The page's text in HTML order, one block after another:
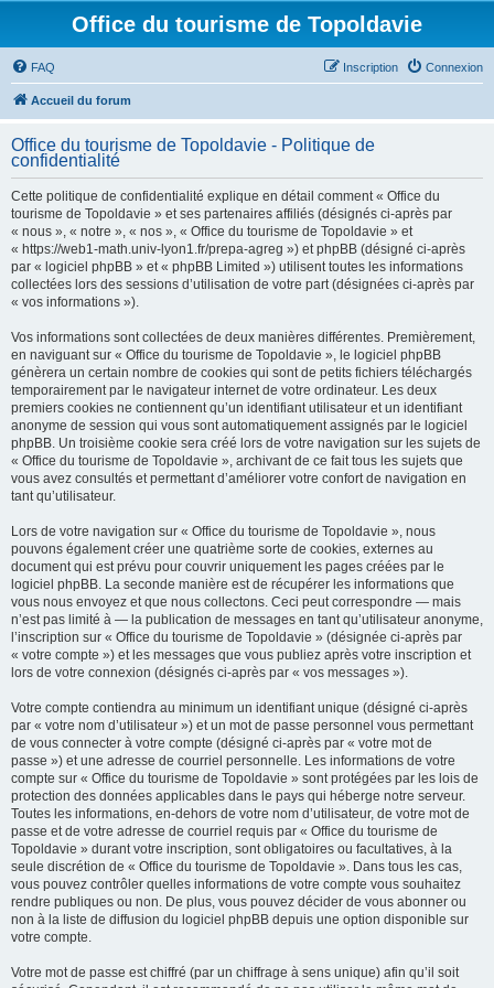
Office du tourisme de Topoldavie
FAQ Connexion
Inscription
Accueil du forum
Office du tourisme de Topoldavie - Politique de
confidentialité
Cette politique de confidentialité explique en détail comment « Office du
tourisme de Topoldavie » et ses partenaires affiliés (désignés ci-après par
« nous », « notre », « nos », « Office du tourisme de Topoldavie » et
« https://web1-math.univ-lyon1.fr/prepa-agreg ») et phpBB (désigné ci-après
par « logiciel phpBB » et « phpBB Limited ») utilisent toutes les informations
collectées lors des sessions d’utilisation de votre part (désignées ci-après par
« vos informations »).
Vos informations sont collectées de deux manières différentes. Premièrement,
en naviguant sur « Office du tourisme de Topoldavie », le logiciel phpBB
génèrera un certain nombre de cookies qui sont de petits fichiers téléchargés
temporairement par le navigateur internet de votre ordinateur. Les deux
premiers cookies ne contiennent qu’un identifiant utilisateur et un identifiant
anonyme de session qui vous sont automatiquement assignés par le logiciel
phpBB. Un troisième cookie sera créé lors de votre navigation sur les sujets de
« Office du tourisme de Topoldavie », archivant de ce fait tous les sujets que
vous avez consultés et permettant d’améliorer votre confort de navigation en
tant qu’utilisateur.
Lors de votre navigation sur « Office du tourisme de Topoldavie », nous
pouvons également créer une quatrième sorte de cookies, externes au
document qui est prévu pour couvrir uniquement les pages créées par le
logiciel phpBB. La seconde manière est de récupérer les informations que
vous nous envoyez et que nous collectons. Ceci peut correspondre — mais
n’est pas limité à — la publication de messages en tant qu’utilisateur anonyme,
l’inscription sur « Office du tourisme de Topoldavie » (désignée ci-après par
« votre compte ») et les messages que vous publiez après votre inscription et
lors de votre connexion (désignés ci-après par « vos messages »).
Votre compte contiendra au minimum un identifiant unique (désigné ci-après
par « votre nom d’utilisateur ») et un mot de passe personnel vous permettant
de vous connecter à votre compte (désigné ci-après par « votre mot de
passe ») et une adresse de courriel personnelle. Les informations de votre
compte sur « Office du tourisme de Topoldavie » sont protégées par les lois de
protection des données applicables dans le pays qui héberge notre serveur.
Toutes les informations, en-dehors de votre nom d’utilisateur, de votre mot de
passe et de votre adresse de courriel requis par « Office du tourisme de
Topoldavie » durant votre inscription, sont obligatoires ou facultatives, à la
seule discrétion de « Office du tourisme de Topoldavie ». Dans tous les cas,
vous pouvez contrôler quelles informations de votre compte vous souhaitez
rendre publiques ou non. De plus, vous pouvez décider de vous abonner ou
non à la liste de diffusion du logiciel phpBB depuis une option disponible sur
votre compte.
Votre mot de passe est chiffré (par un chiffrage à sens unique) afin qu’il soit